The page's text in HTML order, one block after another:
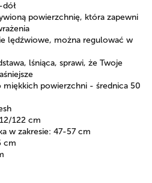
powierzchnię, która zapewni
lędźwiowe, można regulować w
lśniąca, sprawi, że Twoje
miękkich powierzchni - średnica 50
122 cm
w zakresie: 47-57 cm
cm